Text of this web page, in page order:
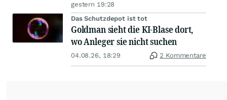
gestern 19:28
Das Schutzdepot ist tot
Goldman sieht die KI-Blase dort,
wo Anleger sie nicht suchen
04.08.26, 18:29 2 Kommentare